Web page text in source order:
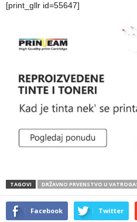
[print_gllr id=55647]
TAGOVI DRŽAVNO PRVENSTVO U
Facebook Twitter